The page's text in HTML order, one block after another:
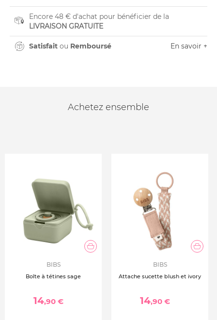
Encore 48 € d'achat pour bénéficier de la
LIVRAISON GRATUITE
Satisfait ou Remboursé En savoir +
Achetez ensemble
BIBS
Boîte à tétines sage
14,90 €
BIBS
Attache sucette blush et ivory
14,90 €